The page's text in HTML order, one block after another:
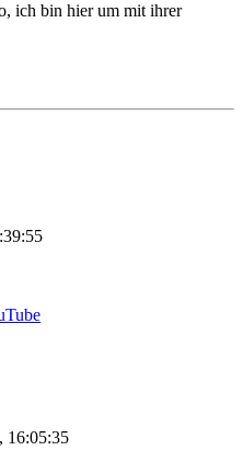
ich bin hier um mit ihrer
16:05:35